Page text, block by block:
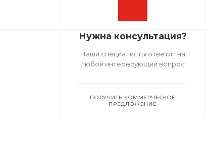
Нужна консультация?
Наши специалисты ответят на
любой интересующий вопрос
ПОЛУЧИТЬ КОММЕРЧЕСКОЕ
ПРЕДЛОЖЕНИЕ